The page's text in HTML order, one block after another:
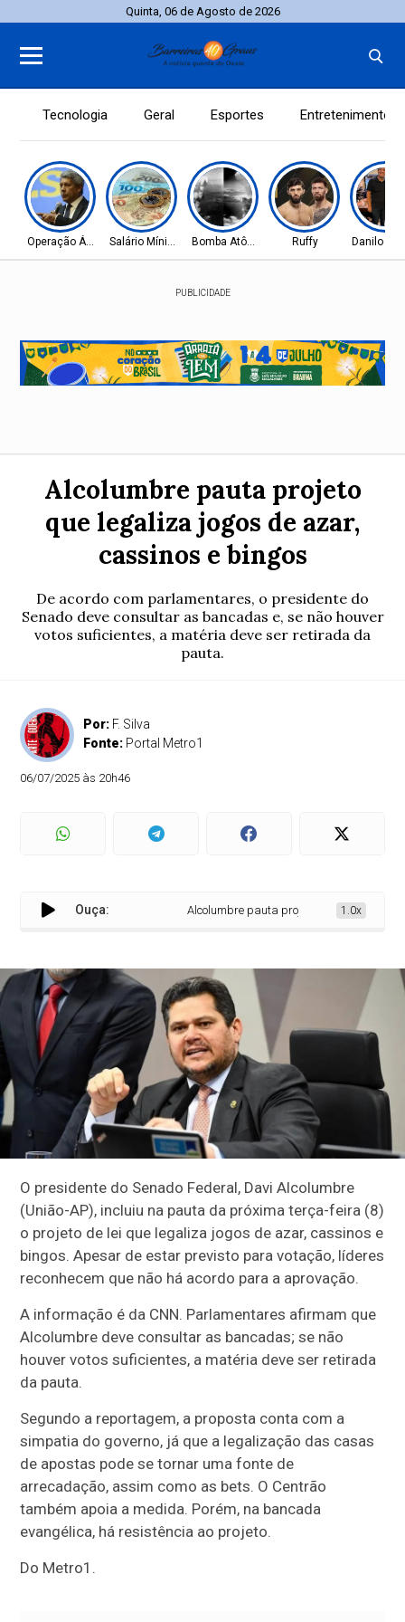
Quinta, 06 de Agosto de 2026
Tecnologia Geral Esportes Entretenimento
Operação Ágio Salário Mínimo Bomba Atômica Ruffy Danilo
PUBLICIDADE
Alcolumbre pauta projeto
que legaliza jogos de azar,
cassinos e bingos
De acordo com parlamentares, o presidente do
Senado deve consultar as bancadas e, se não houver
votos suficientes, a matéria deve ser retirada da
pauta.
Por: F. Silva
Fonte: Portal Metro1
06/07/2025 às 20h46
Ouça: Alcolumbre pauta projeto que legaliza
1.0x
O presidente do Senado Federal, Davi Alcolumbre
(União-AP), incluiu na pauta da próxima terça-feira (8)
o projeto de lei que legaliza jogos de azar, cassinos e
bingos. Apesar de estar previsto para votação, líderes
reconhecem que não há acordo para a aprovação.
A informação é da CNN. Parlamentares afirmam que
Alcolumbre deve consultar as bancadas; se não
houver votos suficientes, a matéria deve ser retirada
da pauta.
Segundo a reportagem, a proposta conta com a
simpatia do governo, já que a legalização das casas
de apostas pode se tornar uma fonte de
arrecadação, assim como as bets. O Centrão
também apoia a medida. Porém, na bancada
evangélica, há resistência ao projeto.
Do Metro1.